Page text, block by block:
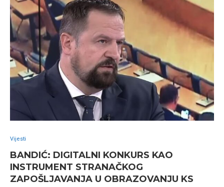
Vijesti
BANDIĆ: DIGITALNI KONKURS KAO
INSTRUMENT STRANAČKOG
ZAPOŠLJAVANJA U OBRAZOVANJU KS